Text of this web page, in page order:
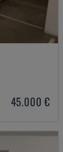
45.000 €